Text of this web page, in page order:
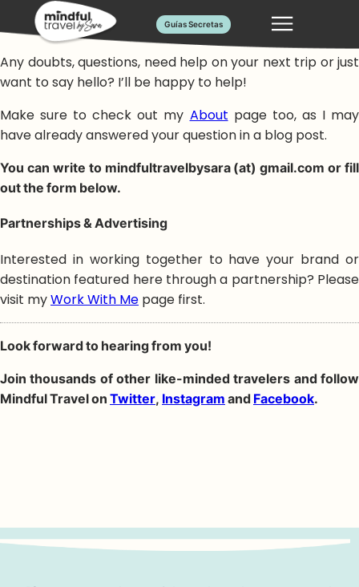
to
content
Guías Secretas
Have any questions?
Any doubts, questions, need help on your next trip or just
want to say hello? I’ll be happy to help!
Make sure to check out my About page too, as I may
have already answered your question in a blog post.
You can write to mindfultravelbysara (at) gmail.com or fill
out the form below.
Partnerships & Advertising
Interested in working together to have your brand or
destination featured here through a partnership? Please
visit myWork With Me page first.
Look forward to hearing from you!
Join thousands of other like-minded travelers and follow
Mindful Travel onTwitter, InstagramandFacebook.